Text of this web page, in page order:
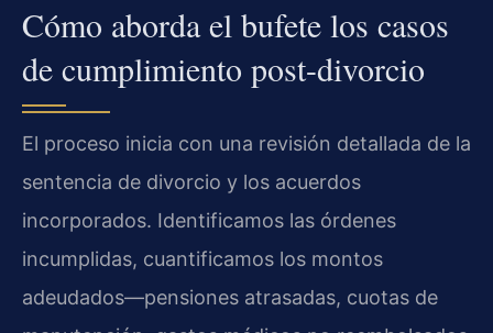
Cómo aborda el bufete los casos
de cumplimiento post-divorcio
El proceso inicia con una revisión detallada de la
sentencia de divorcio y los acuerdos
incorporados. Identificamos las órdenes
incumplidas, cuantificamos los montos
adeudados—pensiones atrasadas, cuotas de